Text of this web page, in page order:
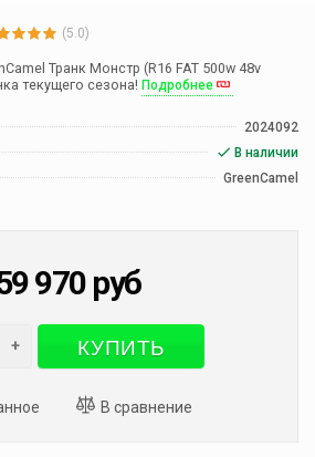
(5.0)
Транк Монстр (R16 FAT 500w 48v
текущего сезона! Подробнее
2024092
В наличии
GreenCamel
970 руб
+ КУПИТЬ